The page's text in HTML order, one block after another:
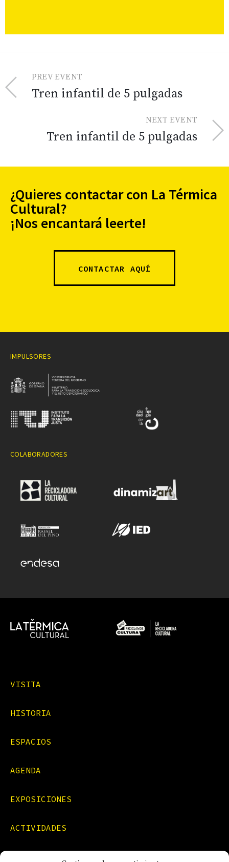
PREV EVENT
Tren infantil de 5 pulgadas
NEXT EVENT
Tren infantil de 5 pulgadas
¿Quieres contactar con La Térmica
Cultural?
¡Nos encantará leerte!
CONTACTAR AQUÍ
IMPULSORES
COLABORADORES
VISITA
HISTORIA
ESPACIOS
AGENDA
EXPOSICIONES
ACTIVIDADES